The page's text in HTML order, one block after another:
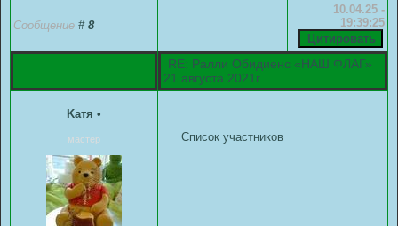
Сообщение # 8
10.04.25 -
19:39:25
RE: Ралли Обидиенс «НАШ ФЛАГ»
21 августа 2021г.
Kaтя •
мастер Список участников